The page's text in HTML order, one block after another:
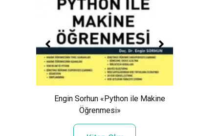
Engin Sorhun «Python ile Makine
Öğrenmesi»